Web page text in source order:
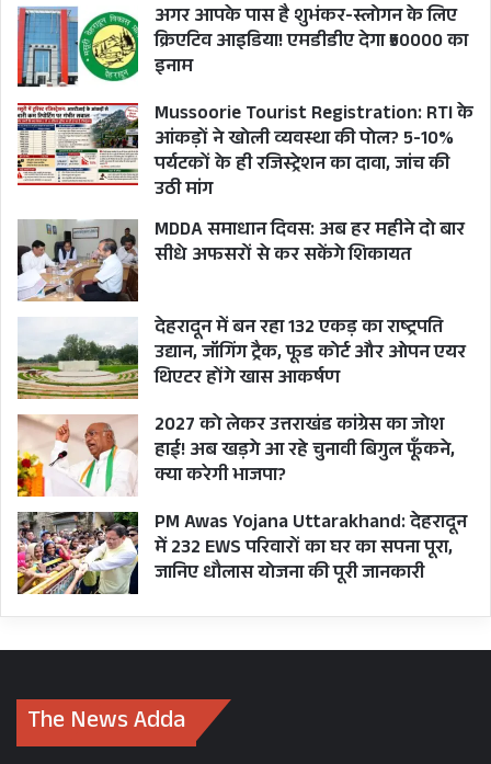
अगर आपके पास है शुभंकर-स्लोगन के लिए
क्रिएटिव आइडिया! एमडीडीए देगा ₹50000 का
इनाम
Mussoorie Tourist Registration: RTI के
आंकड़ों ने खोली व्यवस्था की पोल? 5-10%
पर्यटकों के ही रजिस्ट्रेशन का दावा, जांच की
उठी मांग
MDDA समाधान दिवस: अब हर महीने दो बार
सीधे अफसरों से कर सकेंगे शिकायत
देहरादून में बन रहा 132 एकड़ का राष्ट्रपति
उद्यान, जॉगिंग ट्रैक, फूड कोर्ट और ओपन एयर
थिएटर होंगे खास आकर्षण
2027 को लेकर उत्तराखंड कांग्रेस का जोश
हाई! अब खड़गे आ रहे चुनावी बिगुल फूँकने,
क्या करेगी भाजपा?
PM Awas Yojana Uttarakhand: देहरादून
में 232 EWS परिवारों का घर का सपना पूरा,
जानिए धौलास योजना की पूरी जानकारी
The News Adda